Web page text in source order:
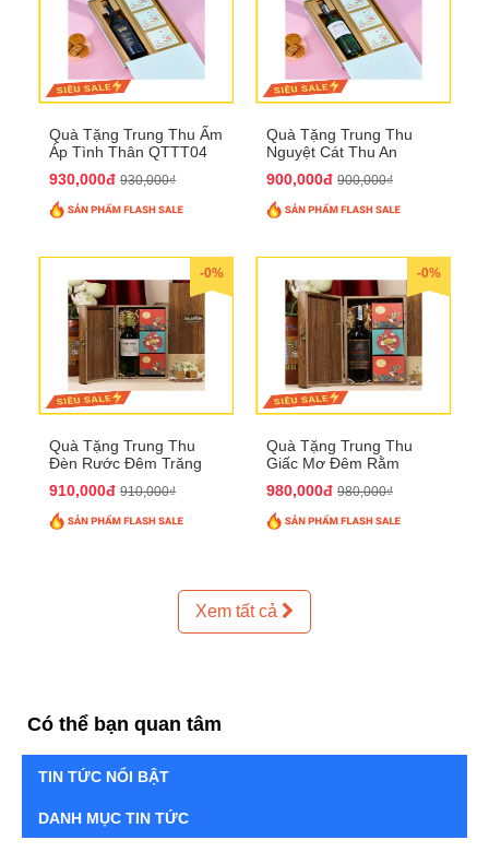
Quà Tặng Trung Thu Ấm
Áp Tình Thân QTTT04
930,000đ 930,000₫
Quà Tặng Trung Thu
Nguyệt Cát Thu An
900,000đ 900,000₫
-0%
Quà Tặng Trung Thu
Đèn Rước Đêm Trăng
910,000đ 910,000₫
-0%
Quà Tặng Trung Thu
Giấc Mơ Đêm Rằm
980,000đ 980,000₫
Xem tất cả
Có thể bạn quan tâm
TIN TỨC NỔI BẬT
DANH MỤC TIN TỨC